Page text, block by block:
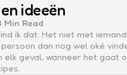
ideeën
Min Read
ik dat. Het niet met
dan nog wel oké
elk geval, wanneer het gaat